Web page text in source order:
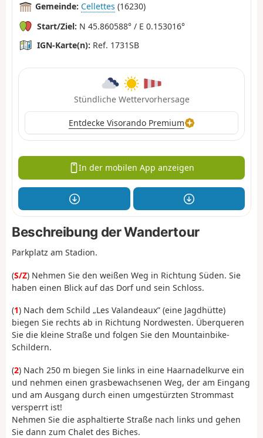
Gemeinde: Cellettes (16230)
Start/Ziel: N 45.860588° / E 0.153016°
IGN-Karte(n): Ref. 1731SB
Stündliche Wettervorhersage
Entdecke Visorando Premium
In der mobilen App anzeigen
Beschreibung der Wandertour
Parkplatz am Stadion.
(S/Z) Nehmen Sie den weißen Weg in Richtung Süden. Sie
haben einen Blick auf das Dorf und sein Schloss.
(1) Nach dem Schild „Les Valandeaux” (eine Jagdhütte)
biegen Sie rechts ab in Richtung Nordwesten. Überqueren
Sie die kleine Straße und folgen Sie den Mountainbike-
Schildern.
(2) Nach 250 m biegen Sie links in eine Haarnadelkurve ein
und nehmen einen grasbewachsenen Weg, der am Eingang
und am Ausgang durch einen umgestürzten Strommast
versperrt ist!
Nehmen Sie die asphaltierte Straße nach links und gehen
Sie dann zum Chalet des Biches.